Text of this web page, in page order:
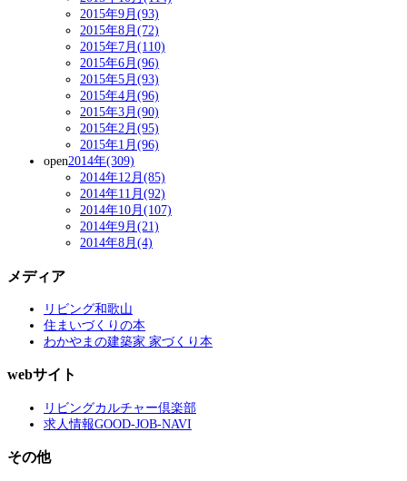
2015年9月(93)
2015年8月(72)
2015年7月(110)
2015年6月(96)
2015年5月(93)
2015年4月(96)
2015年3月(90)
2015年2月(95)
2015年1月(96)
open2014年(309)
2014年12月(85)
2014年11月(92)
2014年10月(107)
2014年9月(21)
2014年8月(4)
メディア
リビング和歌山
住まいづくりの本
わかやまの建築家 家づくり本
webサイト
リビングカルチャー倶楽部
求人情報GOOD-JOB-NAVI
その他